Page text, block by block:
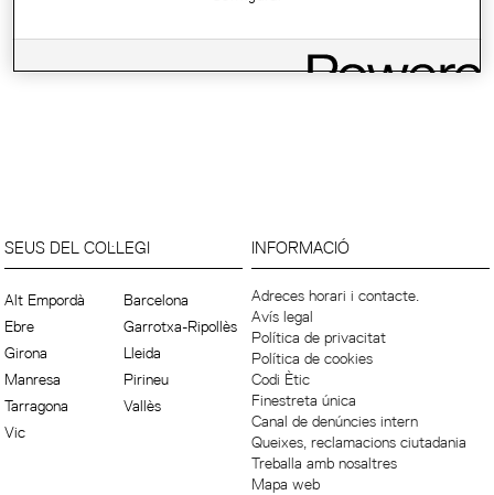
SEUS DEL COL·LEGI
Alt Empordà
Barcelona
Ebre
Garrotxa-Ripollès
Girona
Lleida
Manresa
Pirineu
Tarragona
Vallès
Vic
INFORMACIÓ
Adreces horari i contacte.
Avís legal
Política de privacitat
Política de cookies
Codi Ètic
Finestreta única
Canal de denúncies intern
Queixes, reclamacions ciutadania
Treballa amb nosaltres
Mapa web